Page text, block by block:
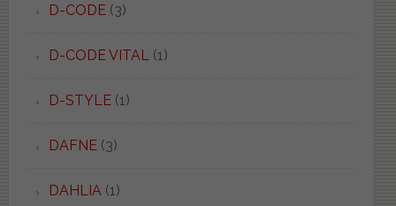
D-CODE(3)
D-CODE VITAL (1)
D-STYLE(1)
DAFNE(3)
DAHLIA (1)